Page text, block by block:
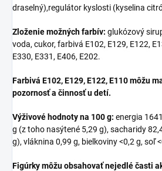
draselný),regulátor kyslosti (kyselina
Zloženie možných farbív: glukózový
voda, cukor, farbivá E102, E129, E122,
E330, E331, E406, E202.
Farbivá E102, E129, E122, E110 môžu
pozornosť a činnosť u detí.
Výživové hodnoty na 100 g: energia
g (z toho nasýtené 5,29 g), sacharidy
g), vláknina 0,99 g, bielkoviny <0,2 g, soľ
Figúrky môžu obsahovať nejedlé časti